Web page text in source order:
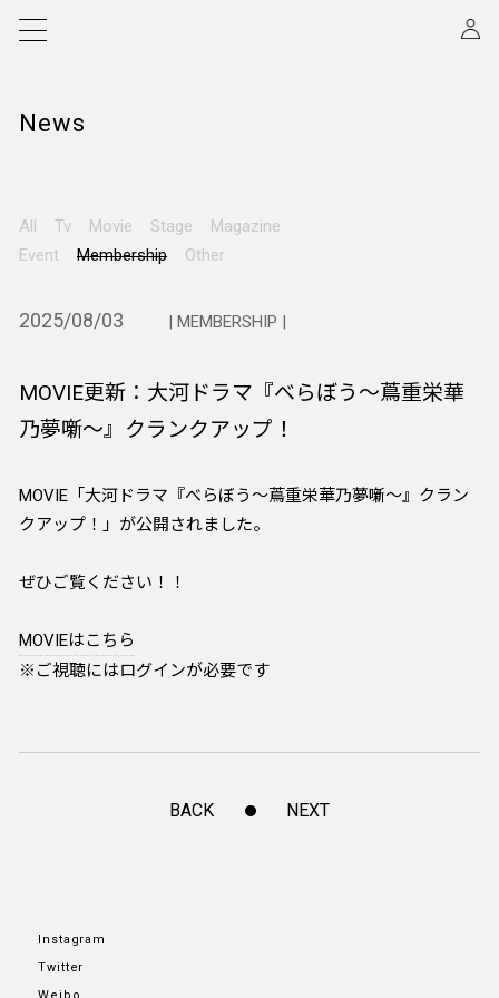
News
All Tv Movie Stage
Magazine
Event
Membership Other
2025/08/03 | MEMBERSHIP |
MOVIE更新：大河ドラマ『べらぼう〜蔦重栄華
乃夢噺〜』クランクアップ！
MOVIE「大河ドラマ『べらぼう〜蔦重栄華乃夢噺〜』クラン
クアップ！」が公開されました。
ぜひご覧ください！！
MOVIEはこちら
※ご視聴にはログインが必要です
BACK NEXT
Instagram
Twitter